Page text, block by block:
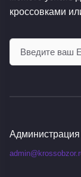
кроссовками
Администрация